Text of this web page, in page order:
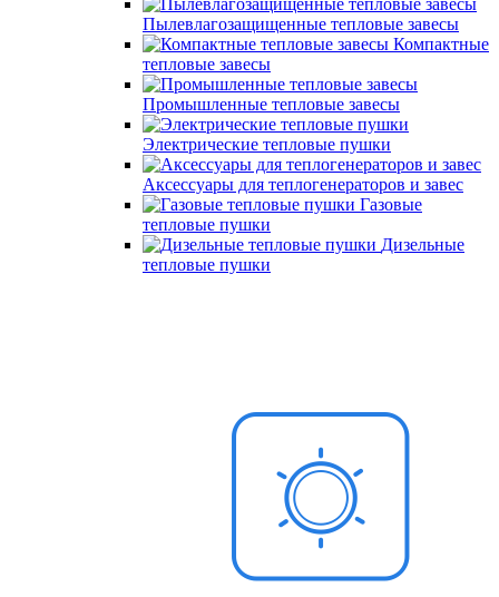
Пылевлагозащищенные тепловые завесы
Компактные
тепловые завесы
Промышленные тепловые завесы
Электрические тепловые пушки
Аксессуары для теплогенераторов и завес
Газовые
тепловые пушки
Дизельные
тепловые пушки